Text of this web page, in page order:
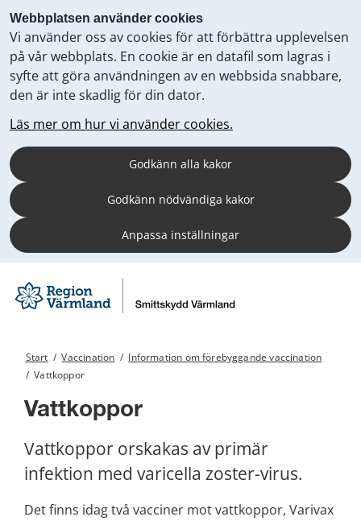
Webbplatsen använder cookies
Vi använder oss av cookies för att förbättra upplevelsen
på vår webbplats. En cookie är en datafil som lagras i
syfte att göra användningen av en webbsida snabbare,
den är inte skadlig för din dator.
Läs mer om hur vi använder cookies.
Godkänn alla kakor
Godkänn nödvändiga kakor
Anpassa inställningar
Start / Vaccination / Information om förebyggande vaccination
/ Vattkoppor
Vattkoppor
Vattkoppor orskakas av primär
infektion med varicella zoster-virus.
Det finns idag två vacciner mot vattkoppor, Varivax